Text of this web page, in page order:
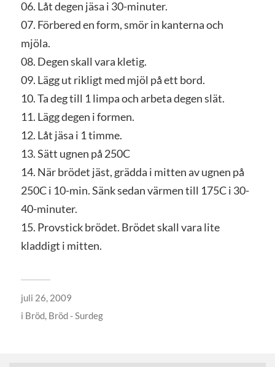
06. Låt degen jäsa i 30-minuter.
07. Förbered en form, smör in kanterna och
mjöla.
08. Degen skall vara kletig.
09. Lägg ut rikligt med mjöl på ett bord.
10. Ta deg till 1 limpa och arbeta degen slät.
11. Lägg degen i formen.
12. Låt jäsa i 1 timme.
13. Sätt ugnen på 250C
14. När brödet jäst, grädda i mitten av ugnen på
250C i 10-min. Sänk sedan värmen till 175C i 30-
40-minuter.
15. Provstick brödet. Brödet skall vara lite
kladdigt i mitten.
juli 26, 2009
i Bröd, Bröd - Surdeg